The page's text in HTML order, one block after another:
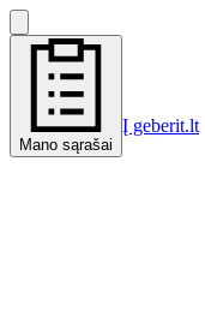
Mano sąrašai
Į geberit.lt